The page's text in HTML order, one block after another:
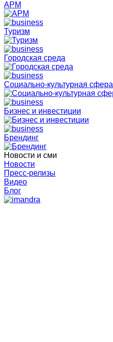
АРМ
Туризм
Городская среда
Социально-культурная сфера
Бизнес и инвестиции
Брендинг
Новости и сми
Новости
Пресс-релизы
Видео
Блог